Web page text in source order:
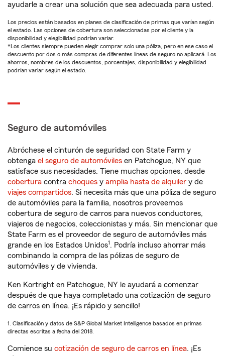
ayudarle a crear una solución que sea adecuada para usted.
Los precios están basados en planes de clasificación de primas que varían según
el estado. Las opciones de cobertura son seleccionadas por el cliente y la
disponibilidad y elegibilidad podrían variar.
*Los clientes siempre pueden elegir comprar solo una póliza, pero en ese caso el
descuento por dos o más compras de diferentes líneas de seguro no aplicará. Los
ahorros, nombres de los descuentos, porcentajes, disponibilidad y elegibilidad
podrían variar según el estado.
Seguro de automóviles
Abróchese el cinturón de seguridad con State Farm y
obtenga el seguro de automóviles en Patchogue, NY que
satisface sus necesidades. Tiene muchas opciones, desde
cobertura contra choques y amplia hasta de alquiler y de
viajes compartidos. Si necesita más que una póliza de seguro
de automóviles para la familia, nosotros proveemos
cobertura de seguro de carros para nuevos conductores,
viajeros de negocios, coleccionistas y más. Sin mencionar que
State Farm es el proveedor de seguro de automóviles más
grande en los Estados Unidos1. Podría incluso ahorrar más
combinando la compra de las pólizas de seguro de
automóviles y de vivienda.
Ken Kortright en Patchogue, NY le ayudará a comenzar
después de que haya completado una cotización de seguro
de carros en línea. ¡Es rápido y sencillo!
1. Clasificación y datos de S&P Global Market Intelligence basados en primas
directas escritas a fecha del 2018.
Comience su cotización de seguro de carros en línea. ¡Es